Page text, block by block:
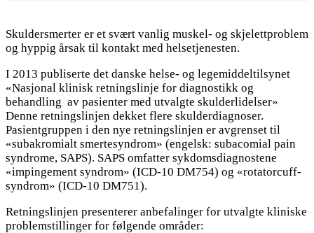
Skuldersmerter er et svært vanlig muskel- og skjelettproblem
og hyppig årsak til kontakt med helsetjenesten.
I 2013 publiserte det danske helse- og legemiddeltilsynet
«Nasjonal klinisk retningslinje for diagnostikk og
behandling av pasienter med utvalgte skulderlidelser»
Denne retningslinjen dekket flere skulderdiagnoser.
Pasientgruppen i den nye retningslinjen er avgrenset til
«subakromialt smertesyndrom» (engelsk: subacomial pain
syndrome, SAPS). SAPS omfatter sykdomsdiagnostene
«impingement syndrom» (ICD-10 DM754) og «rotatorcuff-
syndrom» (ICD-10 DM751).
Retningslinjen presenterer anbefalinger for utvalgte kliniske
problemstillinger for følgende områder: